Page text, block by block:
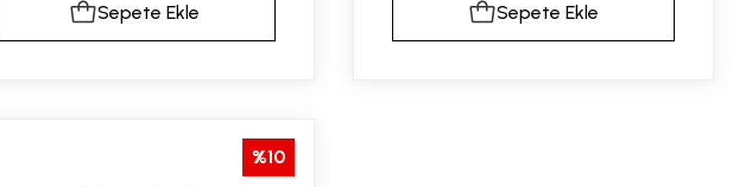
Sepete Ekle Sepete Ekle
%10